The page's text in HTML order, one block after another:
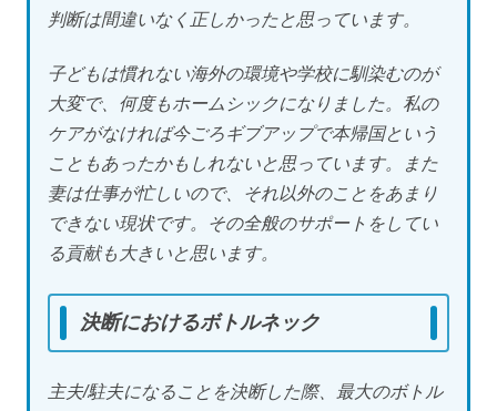
判断は間違いなく正しかったと思っています。
子どもは慣れない海外の環境や学校に馴染むのが
大変で、何度もホームシックになりました。私の
ケアがなければ今ごろギブアップで本帰国という
こともあったかもしれないと思っています。また
妻は仕事が忙しいので、それ以外のことをあまり
できない現状です。その全般のサポートをしてい
る貢献も大きいと思います。
決断におけるボトルネック
主夫/駐夫になることを決断した際、最大のボトル